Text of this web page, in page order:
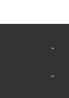

